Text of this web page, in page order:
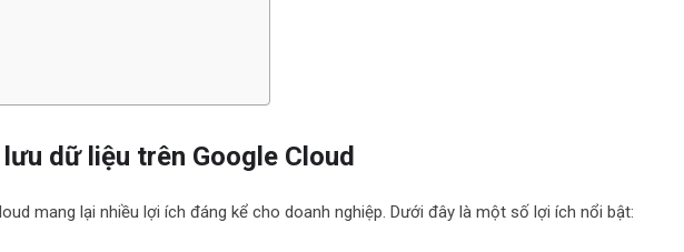
dữ liệu trên Google Cloud
mang lại nhiều lợi ích đáng kể cho doanh nghiệp. Dưới đây là một số lợi ích nổi bật: